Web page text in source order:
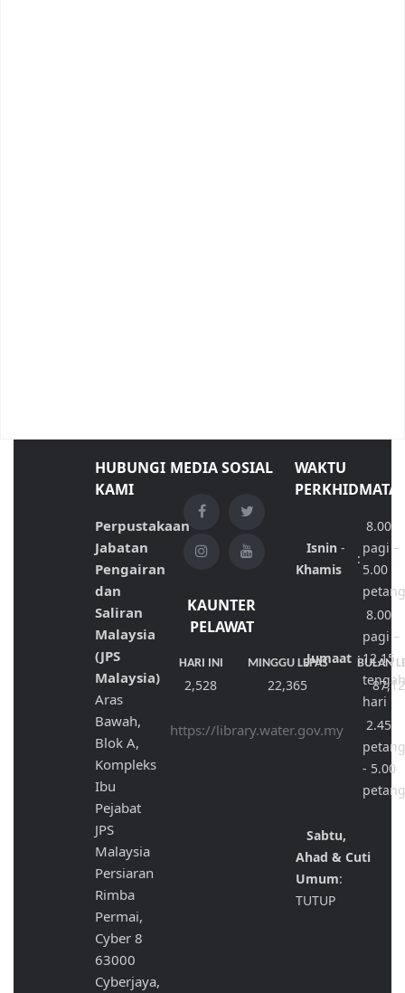
HUBUNGI
KAMI
Perpustakaan
Jabatan
Pengairan
dan
Saliran
Malaysia
(JPS
Malaysia)
Aras
Bawah,
Blok A,
Kompleks
Ibu
Pejabat
JPS
Malaysia
Persiaran
Rimba
Permai,
Cyber 8
63000
Cyberjaya,
MEDIA SOSIAL
KAUNTER
PELAWAT
HARI INI MINGGU LEPAS BULAN
2,528 22,365
https://library.water.gov.my
WAKTU
Isnin-
Khamis
:
8.00
pagi –
5.00
Jumaat :
8.00
pagi –
12.15
hari
2.45
- 5.00
Sabtu,
Ahad & Cuti
Umum:
TUTUP